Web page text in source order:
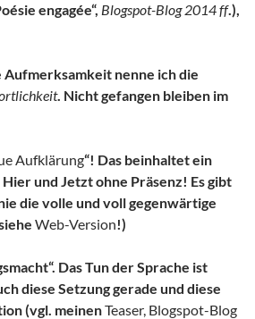
engagée“, Blogspot-Blog 2014 ff.),
nenne ich die
. Nicht gefangen bleiben im
Aufklärung“! Das beinhaltet ein
und Jetzt ohne Präsenz! Es gibt
die volle und voll gegenwärtige
Web-Version!)
Das Tun der Sprache ist
diese Setzung gerade und diese
(vgl. meinenTeaser, Blogspot-Blog